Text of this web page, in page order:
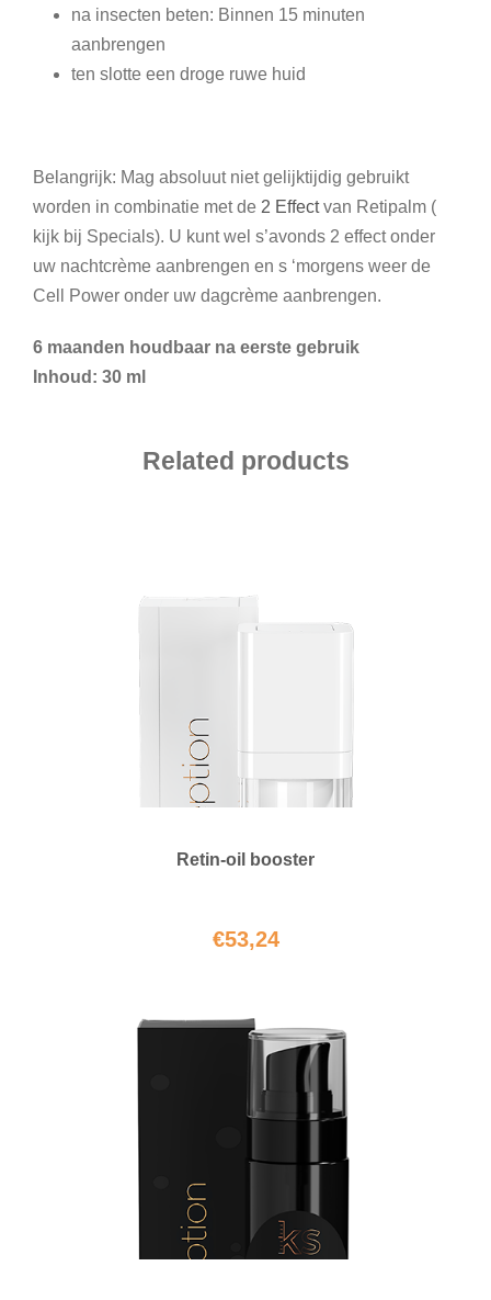
na insecten beten: Binnen 15 minuten
aanbrengen
ten slotte een droge ruwe huid
Belangrijk: Mag absoluut niet gelijktijdig gebruikt
worden in combinatie met de 2 Effectvan Retipalm (
kijk bij Specials). U kunt wel s’avonds 2 effect onder
uw nachtcrème aanbrengen en s ‘morgens weer de
Cell Power onder uw dagcrème aanbrengen.
6 maanden houdbaar na eerste gebruik
Inhoud: 30 ml
Related products
Retin-oil booster
€53,24